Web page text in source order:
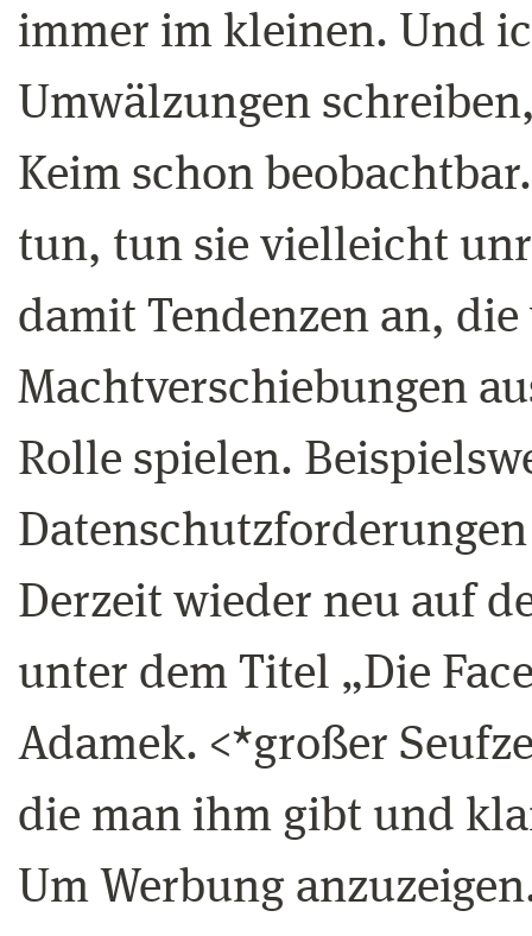
immer im kleinen. Und
Umwälzungen
Keim schon
tun, tun sie vielleicht
damit Tendenzen an,
Machtverschiebungen
Rolle spielen.
Derzeit wieder neu auf
unter dem Titel „Die
Adamek. <*großer
die man ihm gibt und
Um Werbung